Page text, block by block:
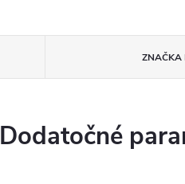
ZNAČKA
Dodatočné